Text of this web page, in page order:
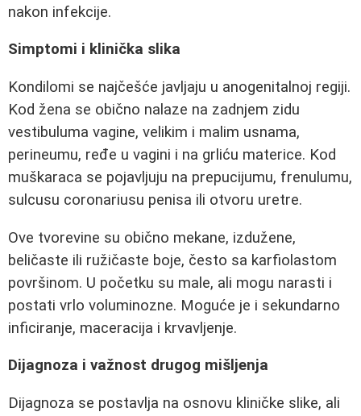
nakon infekcije.
Simptomi i klinička slika
Kondilomi se najčešće javljaju u anogenitalnoj regiji.
Kod žena se obično nalaze na zadnjem zidu
vestibuluma vagine, velikim i malim usnama,
perineumu, ređe u vagini i na grliću materice. Kod
muškaraca se pojavljuju na prepucijumu, frenulumu,
sulcusu coronariusu penisa ili otvoru uretre.
Ove tvorevine su obično mekane, izdužene,
beličaste ili ružičaste boje, često sa karfiolastom
površinom. U početku su male, ali mogu narasti i
postati vrlo voluminozne. Moguće je i sekundarno
inficiranje, maceracija i krvavljenje.
Dijagnoza i važnost drugog mišljenja
Dijagnoza se postavlja na osnovu kliničke slike, ali